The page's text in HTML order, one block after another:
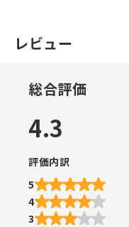
レビュー
総合評価
4.3
評価内訳
5
4
3